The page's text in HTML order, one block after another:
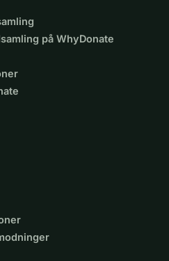
på WhyDonate